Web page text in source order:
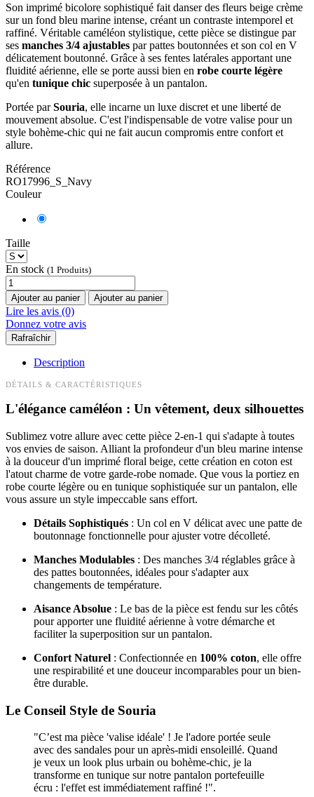
Son imprimé bicolore sophistiqué fait danser des fleurs beige crème
sur un fond bleu marine intense, créant un contraste intemporel et
raffiné. Véritable caméléon stylistique, cette pièce se distingue par
ses manches 3/4 ajustables par pattes boutonnées et son col en V
délicatement boutonné. Grâce à ses fentes latérales apportant une
fluidité aérienne, elle se porte aussi bien en robe courte légère
qu'en tunique chic superposée à un pantalon.
Portée parSouria, elle incarne un luxe discret et une liberté de
mouvement absolue. C'est l'indispensable de votre valise pour un
style bohème-chic qui ne fait aucun compromis entre confort et
allure.
Référence
RO17996_S_Navy
Couleur
Taille
En stock (1 Produits)
Ajouter au panier Ajouter au panier
Lire les avis (0)
Donnez votre avis
Description
DÉTAILS & CARACTÉRISTIQUES
L'élégance caméléon : Un vêtement, deux silhouettes
Sublimez votre allure avec cette pièce 2-en-1 qui s'adapte à toutes
vos envies de saison. Alliant la profondeur d'un bleu marine intense
à la douceur d'un imprimé floral beige, cette création en coton est
l'atout charme de votre garde-robe nomade. Que vous la portiez en
robe courte légère ou en tunique sophistiquée sur un pantalon, elle
vous assure un style impeccable sans effort.
Détails Sophistiqués : Un col en V délicat avec une patte de
boutonnage fonctionnelle pour ajuster votre décolleté.
Manches Modulables : Des manches 3/4 réglables grâce à
des pattes boutonnées, idéales pour s'adapter aux
changements de température.
Aisance Absolue : Le bas de la pièce est fendu sur les côtés
pour apporter une fluidité aérienne à votre démarche et
faciliter la superposition sur un pantalon.
Confort Naturel : Confectionnée en 100% coton, elle offre
une respirabilité et une douceur incomparables pour un bien-
être durable.
Le Conseil Style de Souria
"C’est ma pièce 'valise idéale' ! Je l'adore portée seule
avec des sandales pour un après-midi ensoleillé. Quand
je veux un look plus urbain ou bohème-chic, je la
transforme en tunique sur notre pantalon portefeuille
écru : l'effet est immédiatement raffiné !".